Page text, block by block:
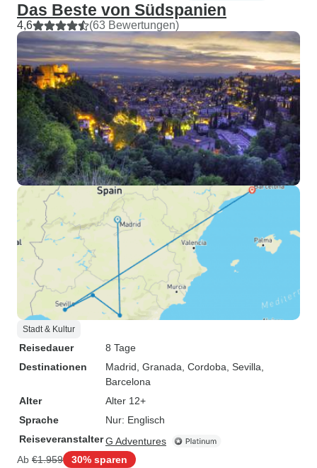
Das Beste von Südspanien
4,6 (63 Bewertungen)
Stadt & Kultur
Reisedauer
8 Tage
Destinationen
Madrid , Granada , Cordoba , Sevilla
Barcelona
Alter
Alter 12+
Sprache
Nur: Englisch
ReiseveranstalterG Adventures
Ab €1.959 30% sparen